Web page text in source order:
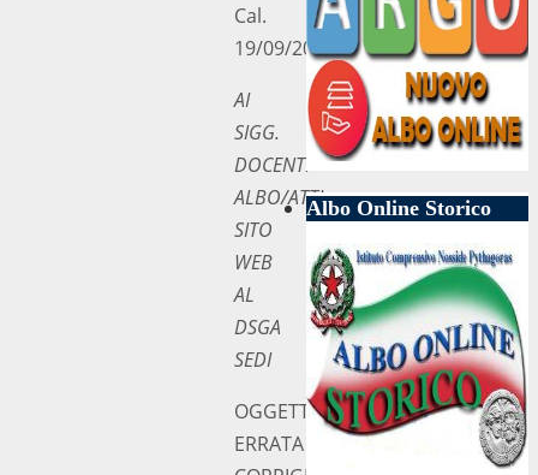
Cal.
19/09/2019
AI
SIGG.
DOCENTI
ALBO/ATTI
SITO
WEB
AL
DSGA
SEDI
OGGETTO:
ERRATA
Albo Online Storico